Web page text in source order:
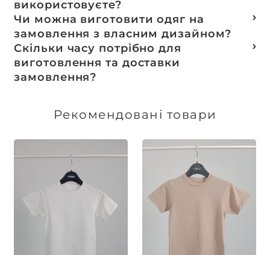
використовуєте?
Термотранферний
Шовкотрафаретний
DTF – друк
Машинна вишивка
Чи можна виготовити одяг на
замовлення з власним дизайном?
Так, ми спеціалізуємося на розробці колекцій
та мерчу під ключ, цей процес включає підбір
тканин, розробку лекал, дизай та
завершується пошиттям готового виробу.
Скільки часу потрібно для
виготовлення та доставки
замовлення?
виготовлення індивідуальних замовлень
Рекомендовані товари